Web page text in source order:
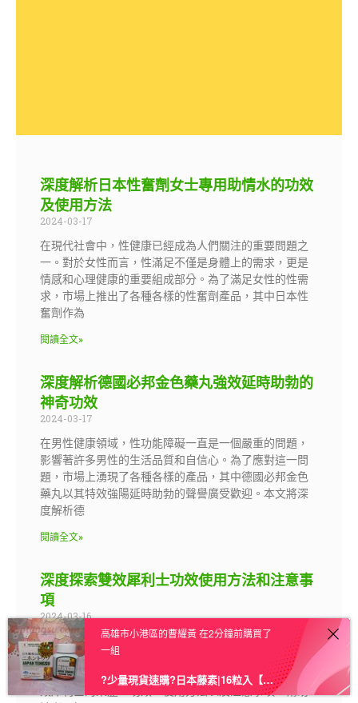
深度解析日本性奮劑女士專用助情水的功效
及使用方法
2024-03-17
在現代社會中，性健康已經成為人們關注的重要問題之
一。對於女性而言，性滿足不僅是身體上的需求，更是
情感和心理健康的重要組成部分。為了滿足女性的性需
求，市場上推出了各種各樣的性奮劑產品，其中日本性
奮劑作為
閱讀全文»
深度解析德國必邦金色藥丸強效延時助勃的
神奇功效
2024-03-17
在男性健康領域，性功能障礙一直是一個嚴重的問題，
影響著許多男性的生活品質和自信心。為了應對這一問
題，市場上湧現了各種各樣的產品，其中德國必邦金色
藥丸以其特效強陽延時助勃的聲譽廣受歡迎。本文將深
度解析德
閱讀全文»
深度探索雙效犀利士功效使用方法和注意事
項
2024-03-16
在當今快節奏的生活中，性健康問題越來越受到人們的
關注。雙效犀利士作為一種被廣泛討論的性保健產品，
其獨特的功效引起了眾多人的關注。本文將深入探討雙
效犀利士的來歷、功效、使用方法以及注意事項，幫助
高雄市小港區的曹耀黃 在2分鐘前購買了
一組
?少量現貨速購?日本藤素|16粒入【授權進口】★三送一★ – 1盒 原價1699 現下殺價 1599